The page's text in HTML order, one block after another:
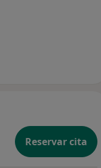
Reservar cita